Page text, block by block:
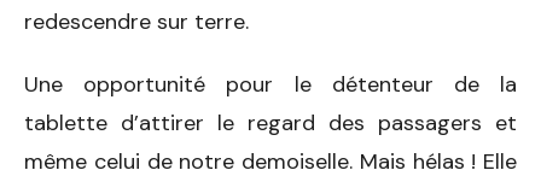
redescendre sur terre.
Une opportunité pour le détenteur de la
tablette d’attirer le regard des passagers et
même celui de notre demoiselle. Mais hélas ! Elle